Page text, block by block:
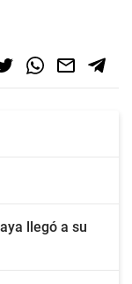
llegó a su